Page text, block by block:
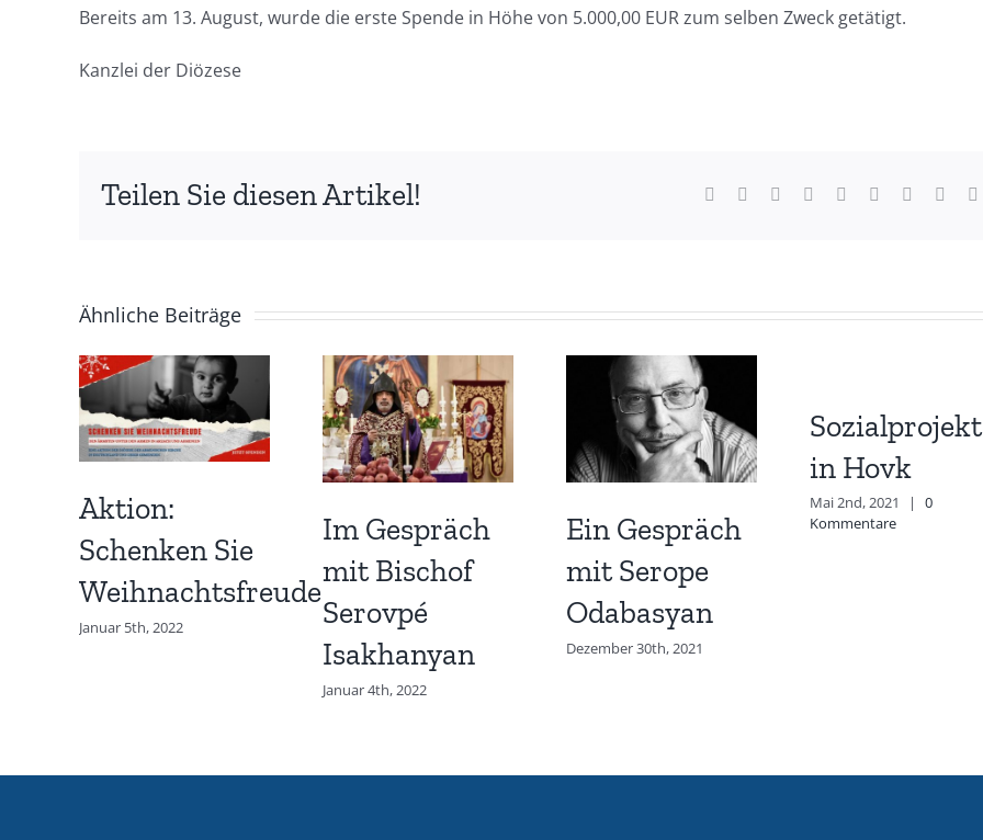
Bereits am 13. August, wurde die erste Spende in Höhe von 5.000,00 EUR zum selben Zweck getätigt.
Kanzlei der Diözese
Teilen Sie diesen Artikel! Facebook Reddit LinkedInWhatsApp
TumblrPinterest
Ähnliche Beiträge
Aktion:
Schenken Sie
Weihnachtsfreude
Januar 5th, 2022
Im Gespräch
mit Bischof
Serovpé
Isakhanyan
Januar 4th, 2022
Ein Gespräch
mit Serope
Odabasyan
Dezember 30th, 2021
Sozialprojekt
in Hovk
Mai 2nd, 2021 |
0
Kommentare